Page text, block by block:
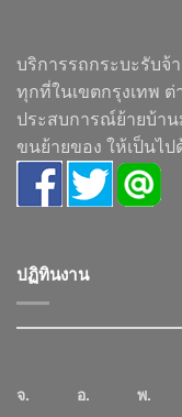
บริการรถกระบะรับจ้
ทุกที่ในเขตกรุงเทพ ต่
ประสบการณ์ย้ายบ้าน
ขนย้ายของ ให้เป็นไ
ปฏิทินงาน
จ. อ. พ.